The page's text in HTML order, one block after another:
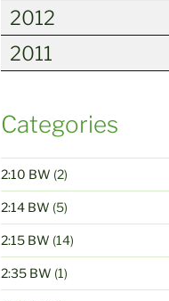
2012
2011
Categories
2:10 BW (2)
2:14 BW (5)
2:15 BW (14)
2:35 BW (1)